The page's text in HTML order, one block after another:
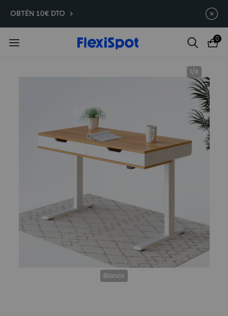
Compra antes, ahorra más | E7
Plus -200 €
: 50
0
1/8
Blanco
OBTÉN 10€ DTO